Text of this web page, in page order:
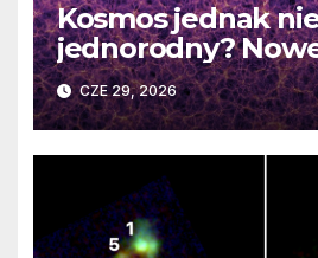
Kosmos jednak
jednorodny?
DESI burzą
zasady kosmologii
CZE 29, 2026